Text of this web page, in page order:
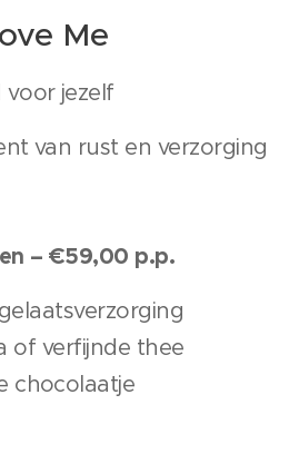
Me
voor jezelf
van rust en verzorging
– €59,00 p.p.
of verfijnde thee
chocolaatje